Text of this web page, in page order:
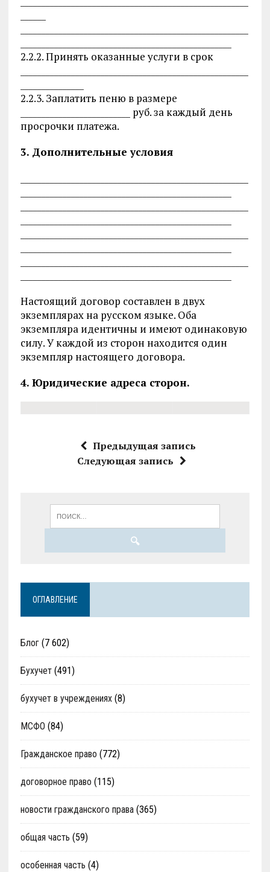
2.2.2. Принять оказанные услуги в срок
2.2.3. Заплатить пеню в размере
__________________________ руб. за каждый день
просрочки платежа.
3. Дополнительные условия
Настоящий договор составлен в двух
экземплярах на русском языке. Оба
экземпляра идентичны и имеют одинаковую
силу. У каждой из сторон находится один
экземпляр настоящего договора.
4. Юридические адреса сторон.
Предыдущая запись
Следующая запись
ОГЛАВЛЕНИЕ
Блог(7 602)
Бухучет(491)
бухучет в учреждениях(8)
МСФО (84)
Гражданское право (772)
договорное право (115)
новости гражданского права(365)
общая часть (59)
особенная часть (4)